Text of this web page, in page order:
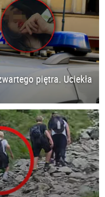
piętra. Uciekła